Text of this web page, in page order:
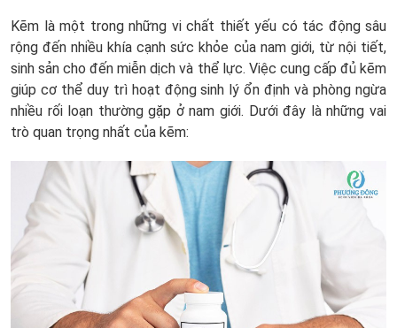
Kẽm là một trong những vi chất thiết yếu có tác động sâu
rộng đến nhiều khía cạnh sức khỏe của nam giới, từ nội tiết,
sinh sản cho đến miễn dịch và thể lực. Việc cung cấp đủ kẽm
giúp cơ thể duy trì hoạt động sinh lý ổn định và phòng ngừa
nhiều rối loạn thường gặp ở nam giới. Dưới đây là những vai
trò quan trọng nhất của kẽm: